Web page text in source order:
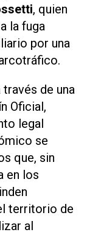
, quien
la fuga
por una
de una
Oficial,
legal
se
que, sin
en los
territorio de
al